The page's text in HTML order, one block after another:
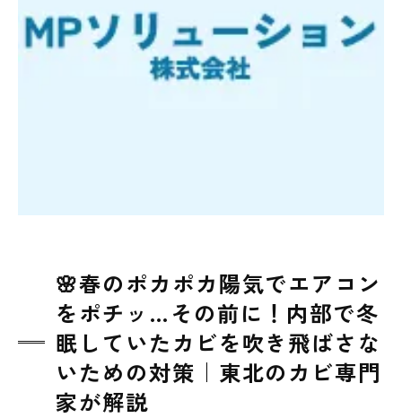
🌸春のポカポカ陽気でエアコン
をポチッ…その前に！内部で冬
眠していたカビを吹き飛ばさな
いための対策｜東北のカビ専門
家が解説